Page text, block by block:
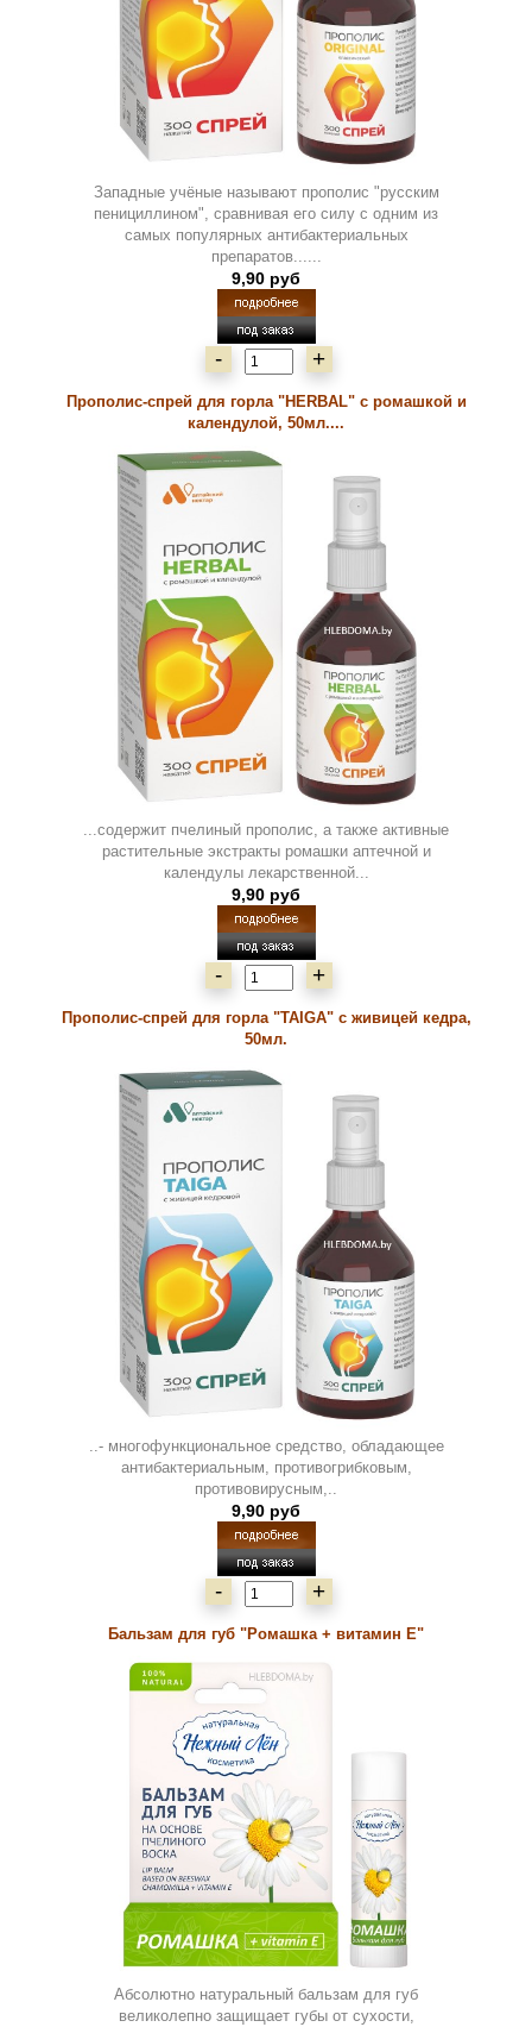
Западные учёные называют прополис "русским
пенициллином", сравнивая его силу с одним из
самых популярных антибактериальных
препаратов......
9,90 руб
- +
Прополис-спрей для горла "HERBAL" с ромашкой и
календулой, 50мл....
...содержит пчелиный прополис, а также активные
растительные экстракты ромашки аптечной и
календулы лекарственной...
9,90 руб
- +
Прополис-спрей для горла "TAIGA" с живицей кедра,
50мл.
..- многофункциональное средство, обладающее
антибактериальным, противогрибковым,
противовирусным,..
9,90 руб
- +
Бальзам для губ "Ромашка + витамин Е"
Абсолютно натуральный бальзам для губ
великолепно защищает губы от сухости,